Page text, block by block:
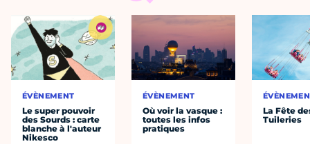
ÉVÈNEMENT
Le super pouvoir
des Sourds : carte
blanche à l'auteur
Nikesco
ÉVÈNEMENT
Où voir la vasque :
toutes les infos
pratiques
La Fête
Tuileries